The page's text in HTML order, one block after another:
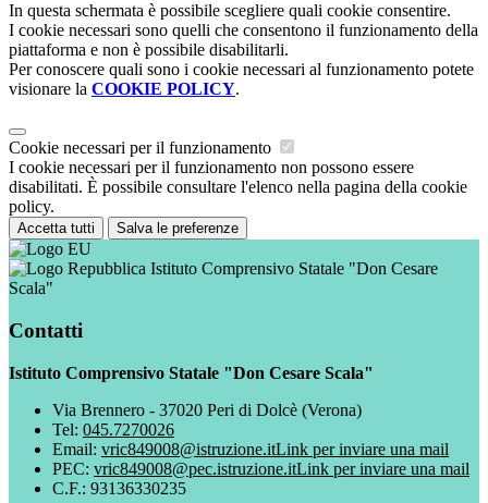
In questa schermata è possibile scegliere quali cookie consentire.
I cookie necessari sono quelli che consentono il funzionamento della
piattaforma e non è possibile disabilitarli.
Per conoscere quali sono i cookie necessari al funzionamento potete
visionare la COOKIE POLICY.
Cookie necessari per il funzionamento
I cookie necessari per il funzionamento non possono essere
disabilitati. È possibile consultare l'elenco nella pagina della cookie
policy.
Accetta tutti Salva le preferenze
Istituto Comprensivo Statale "Don Cesare
Scala"
Contatti
Istituto Comprensivo Statale "Don Cesare Scala"
Via Brennero - 37020 Peri di Dolcè (Verona)
Tel: 045.7270026
Email: vric849008@istruzione.itLink per inviare una mail
PEC: vric849008@pec.istruzione.itLink per inviare una mail
C.F.: 93136330235